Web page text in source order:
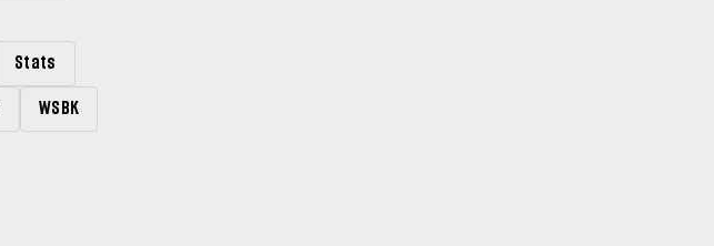
Stats
WSBK